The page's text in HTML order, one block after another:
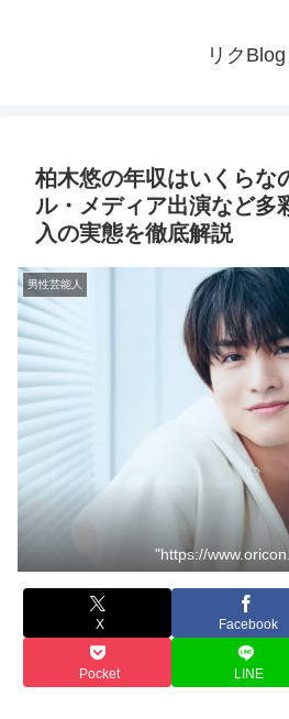
リクBlog
柏木悠の年収はいくらな
ル・メディア出演など多
入の実態を徹底解説
男性芸能人
"https://
X Facebook
Pocket LINE